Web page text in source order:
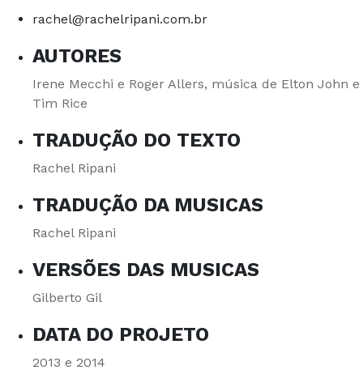
rachel@rachelripani.com.br
AUTORES
Irene Mecchi e Roger Allers, música de Elton John e
Tim Rice
TRADUÇÃO DO TEXTO
Rachel Ripani
TRADUÇÃO DA MUSICAS
Rachel Ripani
VERSÕES DAS MUSICAS
Gilberto Gil
DATA DO PROJETO
2013 e 2014